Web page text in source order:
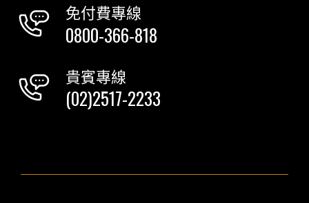
免付費專線
0800-366-818
貴賓專線
(02)2517-2233